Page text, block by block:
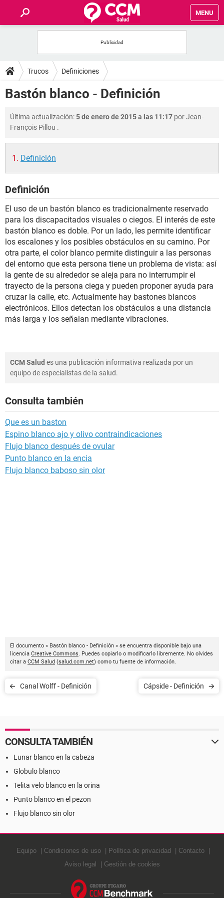
MENU
FOROS
SALUD
FAMILIA
NUTRICIÓN
SEXUALIDAD
GLOSARIO
Trucos Definiciones
Bastón blanco - Definición
Última actualización:5 de enero de 2015 a las 11:17 porJean-
François Pillou .
Definición
Definición
El uso de un bastón blanco es tradicionalmente reservado
para los discapacitados visuales o ciegos. El interés de este
bastón blanco es doble. Por un lado, les permite identificar
los escalones y los posibles obstáculos en su camino. Por
otra parte, el color blanco permite distinguir a las personas
del entorno que esta persona tiene un problema de vista: así
la gente de su alrededor se aleja para no interrumpir el
trayecto de la persona ciega y pueden proponer ayuda para
cruzar la calle, etc. Actualmente hay bastones blancos
electrónicos. Ellos detectan los obstáculos a una distancia
más larga y los señalan mediante vibraciones.
CCM Salud es una publicación informativa realizada por un
equipo de especialistas de la salud.
Consulta también
Que es un baston
Espino blanco ajo y olivo contraindicaciones
Flujo blanco después de ovular
Punto blanco en la encia
Flujo blanco baboso sin olor
El documento « Bastón blanco - Definición » se encuentra disponible bajo una
licencia Creative Commons. Puedes copiarlo o modificarlo libremente. No olvides
citar a CCM Salud (salud.ccm.net) como tu fuente de información.
Canal Wolff - Definición Cápside - Definición
CONSULTA TAMBIÉN
Lunar blanco en la cabeza
Globulo blanco
Telita velo blanco en la orina
Punto blanco en el pezon
Flujo blanco sin olor
Equipo Condiciones de uso Política de privacidad
Contacto
Aviso legal
Gestión de cookies